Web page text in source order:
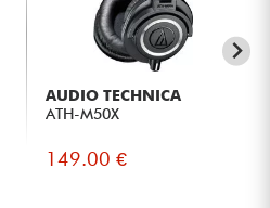
AUDIO TECHNICA
ATH-M50X
149.00 €